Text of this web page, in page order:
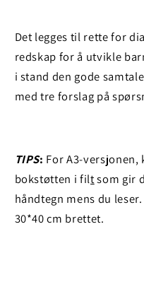
Det legges til rette for
redskap for å utvikle
i stand den gode
med tre forslag på
TIPS: For A3-versjonen,
bokstøtten i filtsom gir
håndtegn mens du leser.
30*40 cm brettet.